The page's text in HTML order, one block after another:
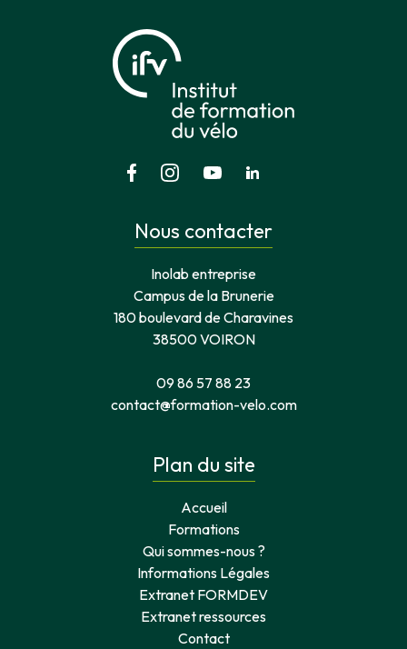
Nous contacter
Inolab entreprise
Campus de la Brunerie
180 boulevard de Charavines
38500 VOIRON
09 86 57 88 23
contact@formation-velo.com
Plan du site
Accueil
Formations
Qui sommes-nous ?
Informations Légales
Extranet FORMDEV
Extranet ressources
Contact